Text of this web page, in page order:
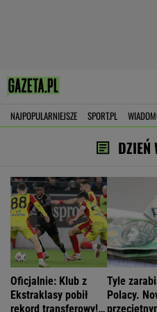
NAJPOPULARNIEJSZE SPORT.PL
DZIEŃ
Oficjalnie: Klub z
Ekstraklasy pobił
rekord transferowy!
Tyle
Polacy.